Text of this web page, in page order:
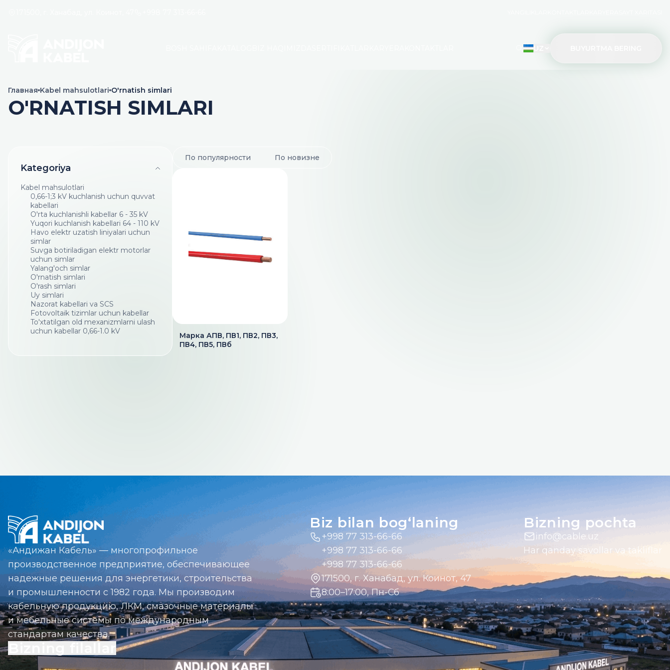
Главная Kabel mahsulotlari O'rnatish simlari
O'RNATISH SIMLARI
Kategoriya
Kabel mahsulotlari
0,66-1;3 kV kuchlanish uchun quvvat
kabellari
O'rta kuchlanishli kabellar 6 - 35 kV
Yuqori kuchlanish kabellari 64 - 110 kV
Havo elektr uzatish liniyalari uchun
simlar
Suvga botiriladigan elektr motorlar
uchun simlar
Yalang'och simlar
O'rnatish simlari
O'rash simlari
Uy simlari
Nazorat kabellari va SCS
Fotovoltaik tizimlar uchun kabellar
To'xtatilgan old mexanizmlarni ulash
uchun kabellar 0,66-1.0 kV
По популярности По новизне
Марка АПВ, ПВ1, ПВ2, ПВ3,
ПВ4, ПВ5, ПВб
«Андижан Кабель» — многопрофильное
производственное предприятие, обеспечивающее
надежные решения для энергетики, строительства
и промышленности с 1982 года. Мы производим
кабельную продукцию, ЛКМ, смазочные материалы
и мебельные системы по международным
стандартам качества.
Biz bilan bog‘laning
+998 77 313-66-66
+998 77 313-66-66
+998 77 313-66-66
171500, г. Ханабад, ул. Коинот, 47
8:00–17:00, Пн-Сб
Bizning pochta
info@cable.uz
Har qanday savollar va takliflar
Bizning filallar